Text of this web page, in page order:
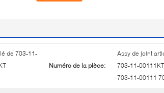
de 703-11-
Numéro de la pièce:
Assy de joint
703-11-
703-11-00111